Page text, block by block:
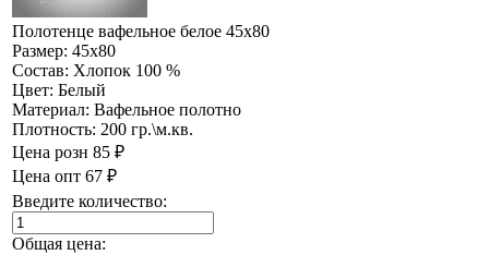
Полотенце вафельное белое 45х80
Размер: 45х80
Состав: Хлопок 100 %
Цвет: Белый
Материал: Вафельное полотно
Плотность: 200 гр.\м.кв.
Цена розн 85 ₽
Цена опт 67 ₽
Введите количество:
Общая цена: